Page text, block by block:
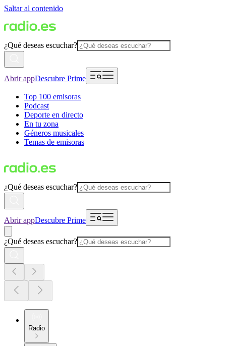
Saltar al contenido
¿Qué deseas escuchar?
Abrir appDescubre Prime
Top 100 emisoras
Podcast
Deporte en directo
En tu zona
Géneros musicales
Temas de emisoras
¿Qué deseas escuchar?
Abrir appDescubre Prime
¿Qué deseas escuchar?
Radio